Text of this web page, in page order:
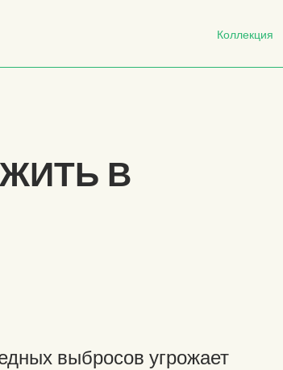
Коллекция
В
выбросов угрожает